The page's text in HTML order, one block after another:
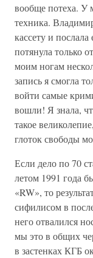
вообще потеха. У
техника.
кассету и
потянула только
моим ногам
запись я смогла
войти самые
вошли! Я знала,
такое
глоток свободы
Если дело по 70
летом 1991 года
«RW», то
сифилисом в
него отвалился
мы это в общих
в застенках КГБ